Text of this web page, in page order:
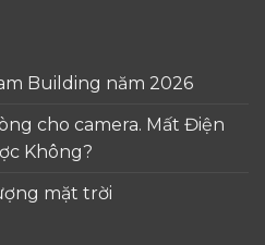
Building năm 2026
cho camera. Mất Điện
Không?
mặt trời